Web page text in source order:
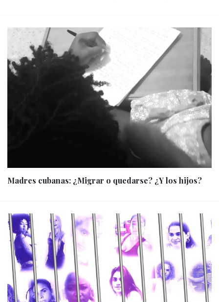
Madres cubanas: ¿Migrar o quedarse? ¿Y los hijos?